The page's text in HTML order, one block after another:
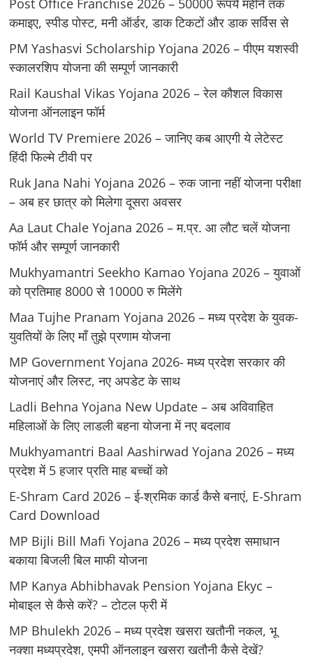
Post Office Franchise 2026 – 50000 रूपये महीने तक
कमाइए, स्पीड पोस्ट, मनी ऑर्डर, डाक टिकटों और डाक सर्विस से
PM Yashasvi Scholarship Yojana 2026 – पीएम यशस्वी
स्कालरशिप योजना की सम्पूर्ण जानकारी
Rail Kaushal Vikas Yojana 2026 – रेल कौशल विकास
योजना ऑनलाइन फॉर्म
World TV Premiere 2026 – जानिए कब आएगी ये लेटेस्ट
हिंदी फिल्मे टीवी पर
Ruk Jana Nahi Yojana 2026 – रुक जाना नहीं योजना परीक्षा
– अब हर छात्र को मिलेगा दूसरा अवसर
Aa Laut Chale Yojana 2026 – म.प्र. आ लौट चलें योजना
फॉर्म और सम्पूर्ण जानकारी
Mukhyamantri Seekho Kamao Yojana 2026 – युवाओं
को प्रतिमाह 8000 से 10000 रु मिलेंगे
Maa Tujhe Pranam Yojana 2026 – मध्य प्रदेश के युवक-
युवतियों के लिए मॉं तुझे प्रणाम योजना
MP Government Yojana 2026- मध्य प्रदेश सरकार की
योजनाएं और लिस्ट, नए अपडेट के साथ
Ladli Behna Yojana New Update – अब अविवाहित
महिलाओं के लिए लाडली बहना योजना में नए बदलाव
Mukhyamantri Baal Aashirwad Yojana 2026 – मध्य
प्रदेश में 5 हजार प्रति माह बच्चों को
E-Shram Card 2026 – ई-श्रमिक कार्ड कैसे बनाएं, E-Shram
Card Download
MP Bijli Bill Mafi Yojana 2026 – मध्य प्रदेश समाधान
बकाया बिजली बिल माफी योजना
MP Kanya Abhibhavak Pension Yojana Ekyc –
मोबाइल से कैसे करें? – टोटल फ्री में
MP Bhulekh 2026 – मध्य प्रदेश खसरा खतौनी नकल, भू
नक्शा मध्यप्रदेश, एमपी ऑनलाइन खसरा खतौनी कैसे देखें?